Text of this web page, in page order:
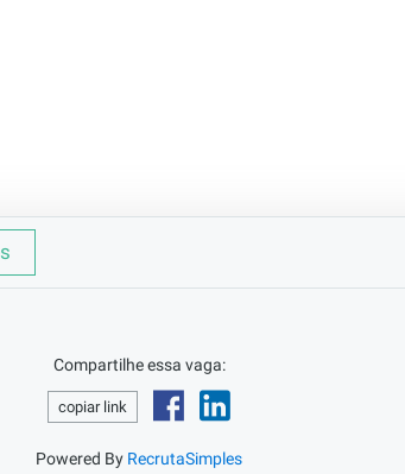
de experiência
Compartilhe essa vaga:
copiar link
Powered By RecrutaSimples